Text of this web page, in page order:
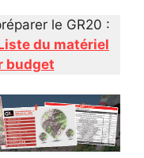
le GR20 :
du matériel
budget